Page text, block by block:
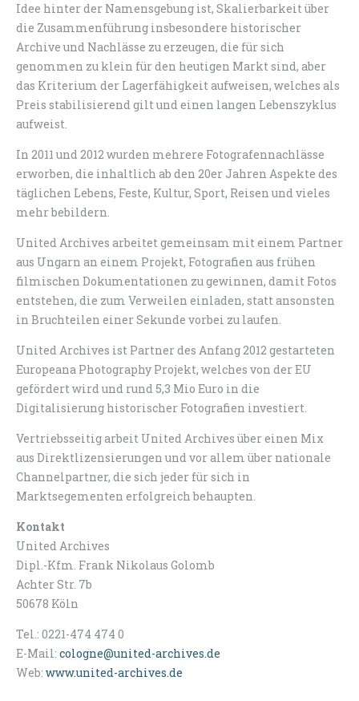
Idee hinter der Namensgebung ist, Skalierbarkeit über
die Zusammenführung insbesondere historischer
Archive und Nachlässe zu erzeugen, die für sich
genommen zu klein für den heutigen Markt sind, aber
das Kriterium der Lagerfähigkeit aufweisen, welches als
Preis stabilisierend gilt und einen langen Lebenszyklus
aufweist.
In 2011 und 2012 wurden mehrere Fotografennachlässe
erworben, die inhaltlich ab den 20er Jahren Aspekte des
täglichen Lebens, Feste, Kultur, Sport, Reisen und vieles
mehr bebildern.
United Archives arbeitet gemeinsam mit einem Partner
aus Ungarn an einem Projekt, Fotografien aus frühen
filmischen Dokumentationen zu gewinnen, damit Fotos
entstehen, die zum Verweilen einladen, statt ansonsten
in Bruchteilen einer Sekunde vorbei zu laufen.
United Archives ist Partner des Anfang 2012 gestarteten
Europeana Photography Projekt, welches von der EU
gefördert wird und rund 5,3 Mio Euro in die
Digitalisierung historischer Fotografien investiert.
Vertriebsseitig arbeit United Archives über einen Mix
aus Direktlizensierungen und vor allem über nationale
Channelpartner, die sich jeder für sich in
Marktsegementen erfolgreich behaupten.
Kontakt
United Archives
Dipl.-Kfm. Frank Nikolaus Golomb
Achter Str. 7b
50678 Köln
Tel.: 0221-474 474 0
E-Mail: cologne@united-archives.de
Web: www.united-archives.de